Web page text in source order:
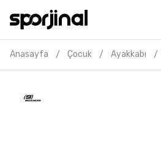
Anasayfa / Çocuk / Ayakkabı /